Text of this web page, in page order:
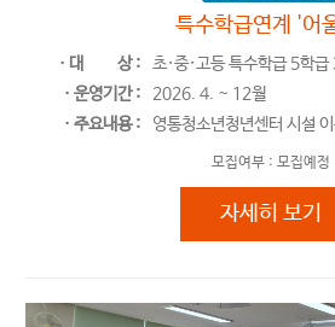
특수학급연계 '어
ㆍ대 상 :
초·중·고등 특수학급 5학급
ㆍ운영기간 :
2026. 4. ~ 12월
ㆍ주요내용 :
영통청소년청년센터 시설
모집여부 : 모집예정
특수학급연
자세히 보기